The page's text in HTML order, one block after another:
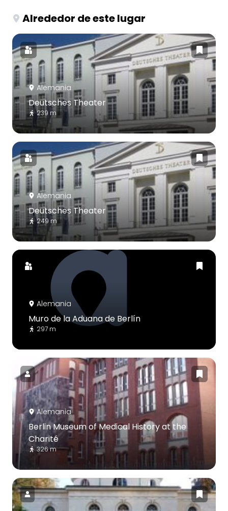
Alrededor de este lugar
Alemania
Deutsches Theater
239 m
Alemania
Deutsches Theater
249 m
Alemania
Muro de la Aduana de Berlín
297 m
Alemania
Berlin Museum of Medical History at the
Charité
326 m